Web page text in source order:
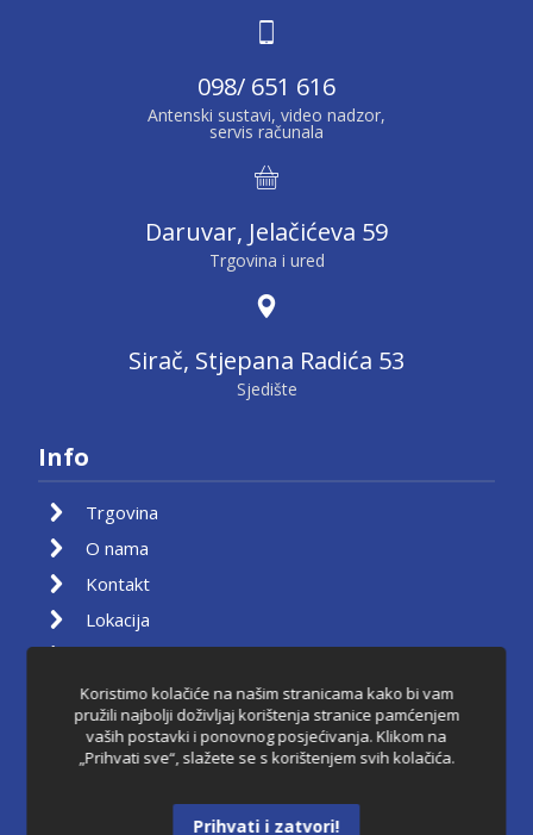
098/ 651 616
Antenski sustavi, video nadzor,
servis računala
Daruvar, Jelačićeva 59
Trgovina i ured
Sirač, Stjepana Radića 53
Sjedište
Info
Trgovina
O nama
Kontakt
Lokacija
Košarica
Pravila privatnosti
Uvjeti korištenja
Raskid ugovora
Koristimo kolačiće na našim stranicama kako bi vam
pružili najbolji doživljaj korištenja stranice pamćenjem
vaših postavki i ponovnog posjećivanja. Klikom na
„Prihvati sve“, slažete se s korištenjem svih kolačića.
Prihvati i zatvori!